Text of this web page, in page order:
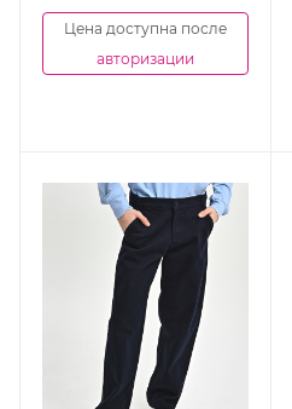
Цена доступна после
авторизации